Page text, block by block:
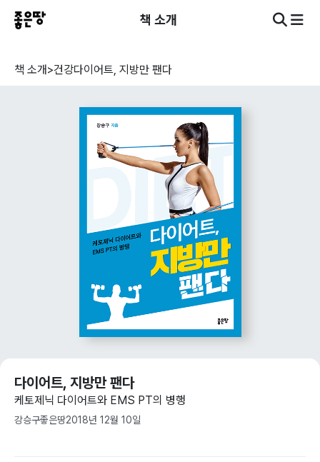
책 소개
책 소개>건강다이어트, 지방만 팬다
다이어트, 지방만 팬다
케토제닉 다이어트와 EMS PT의 병행
강승구좋은땅2018년 12월 10일